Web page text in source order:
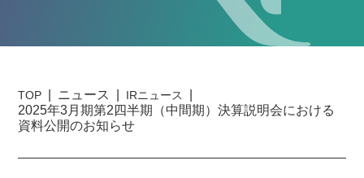
TOP ニュース IRニュース
2025年3月期第2四半期（中間期）決算説明会における
資料公開のお知らせ